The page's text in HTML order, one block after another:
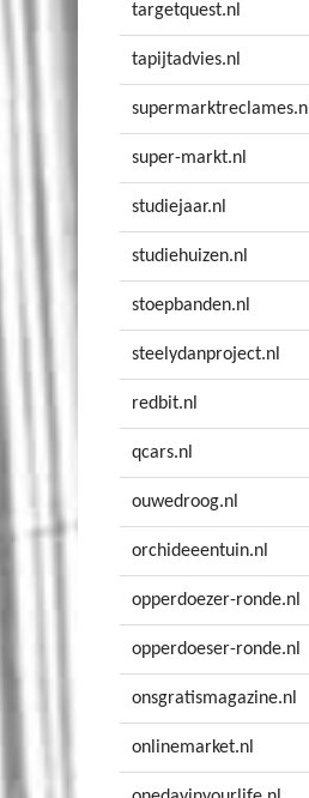
targetquest.nl
tapijtadvies.nl
supermarktreclames.nl
super-markt.nl
studiejaar.nl
studiehuizen.nl
stoepbanden.nl
steelydanproject.nl
redbit.nl
qcars.nl
ouwedroog.nl
orchideeentuin.nl
opperdoezer-ronde.nl
opperdoeser-ronde.nl
onsgratismagazine.nl
onlinemarket.nl